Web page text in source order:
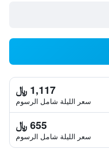
1,117 ﷼
سعر الليلة شامل الرسوم
655 ﷼
سعر الليلة شامل الرسوم